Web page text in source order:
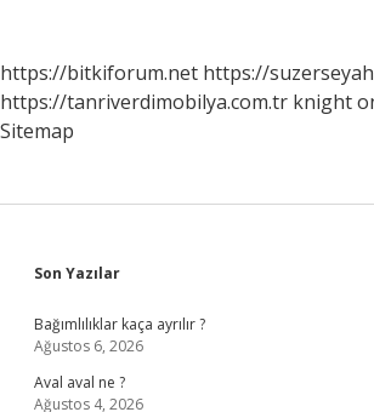
https://bitkiforum.net https://
https://tanriverdimobilya.com.tr knight
Sitemap
Sidebar
Son Yazılar
Bağımlılıklar kaça ayrılır ?
Ağustos 6, 2026
Aval aval ne ?
Ağustos 4, 2026